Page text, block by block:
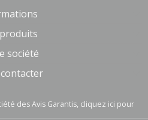
société
des Avis Garantis, cliquez ici pour